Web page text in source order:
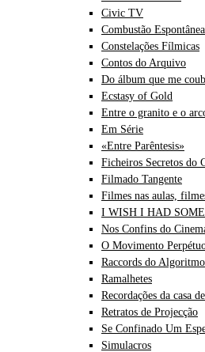
Civic TV
Combustão Espontânea
Constelações Fílmicas
Contos do Arquivo
Do álbum que me
Ecstasy of Gold
Entre o granito e o
Em Série
«Entre Parêntesis»
Ficheiros Secretos do
Filmado Tangente
Filmes nas aulas,
I WISH I HAD
Nos Confins do
O Movimento
Raccords do Algoritmo
Ramalhetes
Recordações da casa
Retratos de Projecção
Se Confinado Um
Simulacros